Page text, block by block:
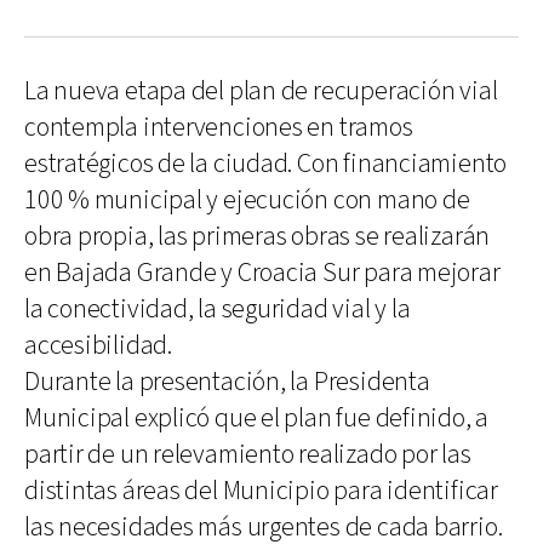
La nueva etapa del plan de recuperación vial
contempla intervenciones en tramos
estratégicos de la ciudad. Con financiamiento
100 % municipal y ejecución con mano de
obra propia, las primeras obras se realizarán
en Bajada Grande y Croacia Sur para mejorar
la conectividad, la seguridad vial y la
accesibilidad.
Durante la presentación, la Presidenta
Municipal explicó que el plan fue definido, a
partir de un relevamiento realizado por las
distintas áreas del Municipio para identificar
las necesidades más urgentes de cada barrio.